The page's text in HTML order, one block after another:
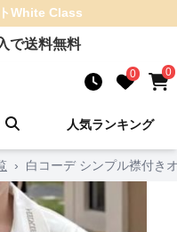
White Class
で送料無料
0 0
人気ランキング
› 白コーデ シンプル襟付き